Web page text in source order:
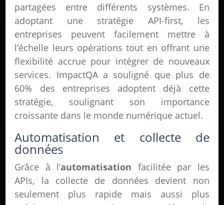
partagées entre différents systèmes. En
adoptant une stratégie API-first, les
entreprises peuvent facilement mettre à
l’échelle leurs opérations tout en offrant une
flexibilité accrue pour intégrer de nouveaux
services. ImpactQA a souligné que plus de
60% des entreprises adoptent déjà cette
stratégie, soulignant son importance
croissante dans le monde numérique actuel.
Automatisation et collecte de
données
Grâce à l’automatisation facilitée par les
APIs, la collecte de données devient non
seulement plus rapide mais aussi plus